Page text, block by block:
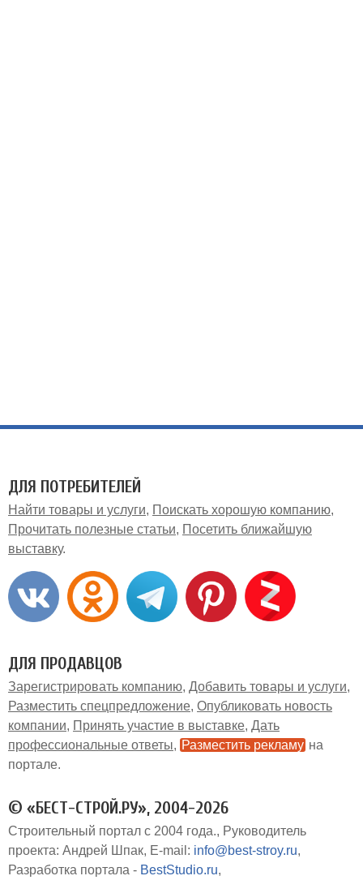
ДЛЯ ПОТРЕБИТЕЛЕЙ
Найти товары и услуги
Поискать хорошую компанию
Прочитать полезные статьи
Посетить ближайшую
выставку
ДЛЯ ПРОДАВЦОВ
Зарегистрировать компанию Добавить товары и услуги
Разместить спецпредложение Опубликовать новость
компании
Принять участие в выставке Дать
профессиональные ответы
Разместить рекламу на
портале
© «БЕСТ-СТРОЙ.РУ», 2004-2026
Строительный портал с 2004 года.
Руководитель
проекта: Андрей Шпак E-mail: info@best-stroy.ru
Разработка портала - BestStudio.ru